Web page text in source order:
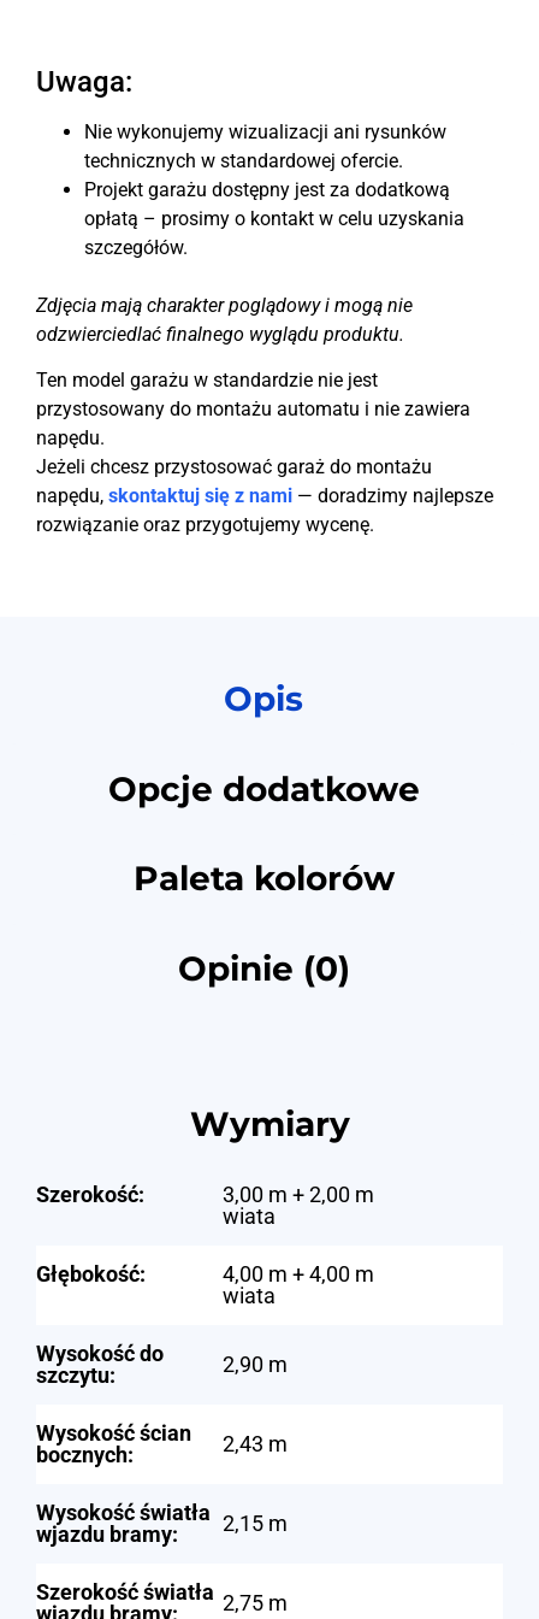
Uwaga:
Nie wykonujemy wizualizacji ani rysunków
technicznych w standardowej ofercie.
Projekt garażu dostępny jest za dodatkową
opłatą – prosimy o kontakt w celu uzyskania
szczegółów.
Zdjęcia mają charakter poglądowy i mogą nie
odzwierciedlać finalnego wyglądu produktu.
Ten model garażu w standardzie nie jest
przystosowany do montażu automatu i nie zawiera
napędu.
Jeżeli chcesz przystosować garaż do montażu
napędu, skontaktuj się z nami — doradzimy najlepsze
rozwiązanie oraz przygotujemy wycenę.
Opis
Opcje dodatkowe
Paleta kolorów
Opinie (0)
Wymiary
Szerokość:
3,00 m + 2,00 m
wiata
Głębokość:
4,00 m + 4,00 m
wiata
Wysokość do
szczytu:
2,90 m
Wysokość ścian
bocznych:
2,43 m
Wysokość światła
wjazdu bramy:
2,15 m
Szerokość światła
wjazdu bramy:
2,75 m